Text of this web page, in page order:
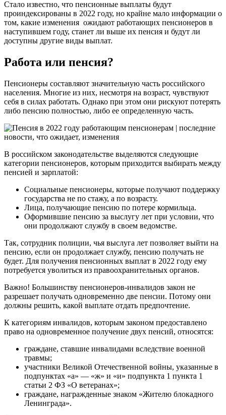
Стало известно, что пенсионные выплаты будут
проиндексированы в 2022 году, но крайне мало информации о
том, какие изменения ожидают работающих пенсионеров в
наступившем году, станет ли выше их пенсия и будут ли
доступны другие виды выплат.
Работа или пенсия?
Пенсионеры составляют значительную часть российского
населения. Многие из них, несмотря на возраст, чувствуют
себя в силах работать. Однако при этом они рискуют потерять
либо пенсию полностью, либо ее определенную часть.
В российском законодательстве выделяются следующие
категории пенсионеров, которым приходится выбирать между
пенсией и зарплатой:
Социальные пенсионеры, которые получают поддержку
государства не по стажу, а по возрасту.
Лица, получающие пенсию по потере кормильца.
Оформившие пенсию за выслугу лет при условии, что
они продолжают службу в своем ведомстве.
Так, сотрудник полиции, чья выслуга лет позволяет выйти на
пенсию, если он продолжает службу, пенсию получать не
будет. Для получения пенсионных выплат в 2022 году ему
потребуется уволиться из правоохранительных органов.
Важно! Большинству пенсионеров-инвалидов закон не
разрешает получать одновременно две пенсии. Потому они
должны решить, какой выплате отдать предпочтение.
К категориям инвалидов, которым законом предоставлено
право на одновременное получение двух пенсий, относятся:
граждане, ставшие инвалидами вследствие военной
травмы;
участники Великой Отечественной войны, указанные в
подпунктах «а» — «ж» и «и» подпункта 1 пункта 1
статьи 2 ФЗ «О ветеранах»;
граждане, награжденные знаком «Жителю блокадного
Ленинграда».